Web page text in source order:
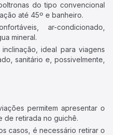
do tipo convencional
até 45º e banheiro.
ar-condicionado,
mineral.
inclinação, ideal para viagens
sanitário e, possivelmente,
permitem apresentar o
de retirada no guichê.
casos, é necessário retirar o